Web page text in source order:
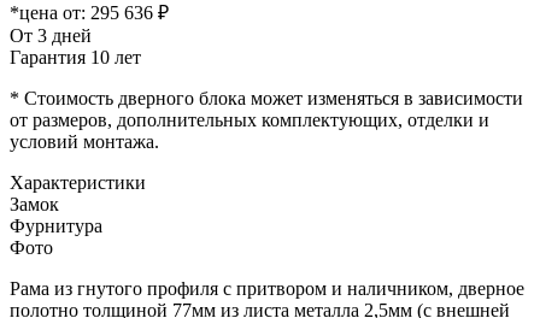
*цена от: 295 636 ₽
От 3 дней
Гарантия 10 лет
* Стоимость дверного блока может изменяться в зависимости
от размеров, дополнительных комплектующих, отделки и
условий монтажа.
Характеристики
Замок
Фурнитура
Фото
Рама из гнутого профиля с притвором и наличником, дверное
полотно толщиной 77мм из листа металла 2,5мм (с внешней